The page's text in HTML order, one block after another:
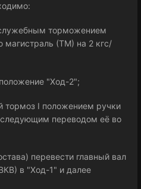
торможением
(ТМ) на 2 кгс/
"Ход-2";
тормоз І положением ручки
переводом её во
перевести главный вал
в "Ход-1" и далее